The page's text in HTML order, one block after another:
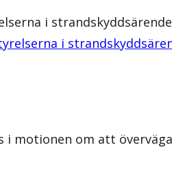
i
i
i motionen om att